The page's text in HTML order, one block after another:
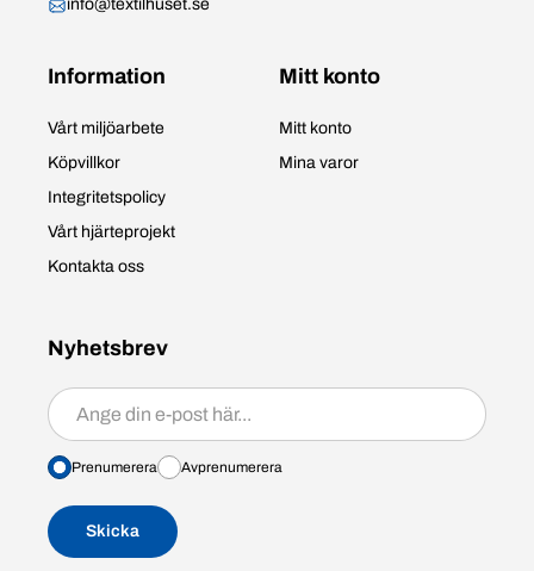
info@textilhuset.se
Information
Vårt miljöarbete
Köpvillkor
Integritetspolicy
Vårt hjärteprojekt
Kontakta oss
Mitt konto
Mitt konto
Mina varor
Nyhetsbrev
Prenumerera/avprenumerera
Prenumerera Avprenumerera
Skicka